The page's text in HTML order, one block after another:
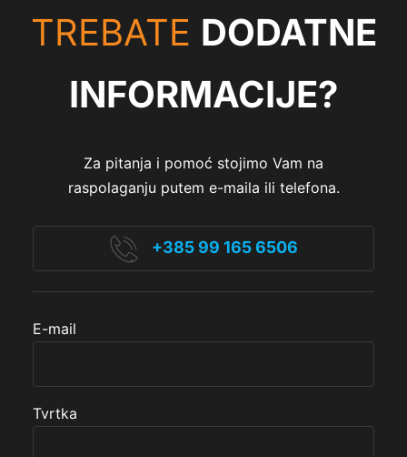
TREBATE DODATNE
INFORMACIJE?
Za pitanja i pomoć stojimo Vam na
raspolaganju putem e-maila ili telefona.
+385 99 165 6506
E-mail
Tvrtka